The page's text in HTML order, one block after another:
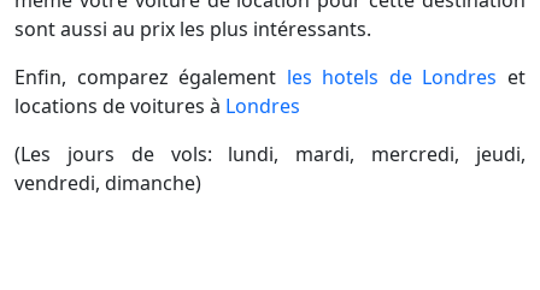
sont aussi au prix les plus intéressants.
Enfin, comparez également les hotels de Londres et
locations de voitures à Londres
(Les jours de vols: lundi, mardi, mercredi, jeudi,
vendredi, dimanche)